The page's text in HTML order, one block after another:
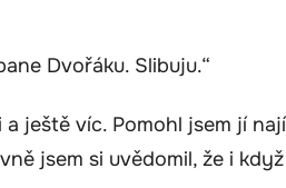
Dvořáku. Slibuju.“
ještě víc. Pomohl jsem jí
jsem si uvědomil, že i